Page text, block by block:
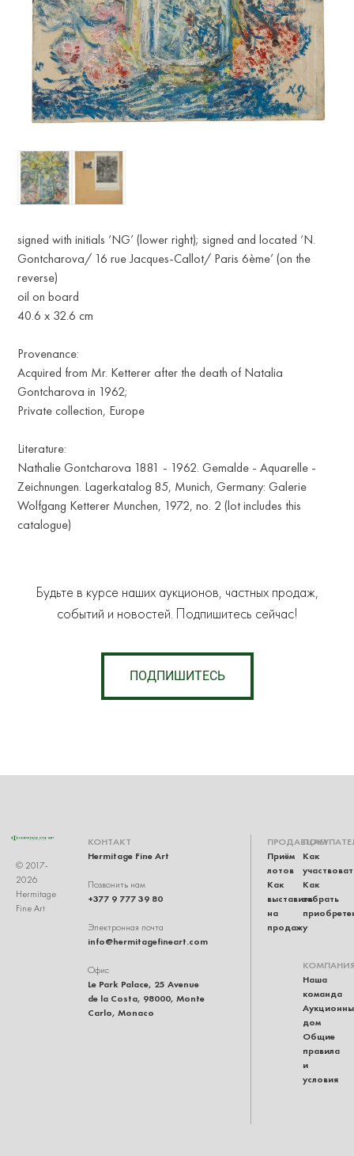
signed with initials ‘NG’ (lower right); signed and located ‘N.
Gontcharova/ 16 rue Jacques-Callot/ Paris 6ème’ (on the
reverse)
oil on board
40.6 x 32.6 cm
Provenance:
Acquired from Mr. Ketterer after the death of Natalia
Gontcharova in 1962;
Private collection, Europe
Literature:
Nathalie Gontcharova 1881 - 1962. Gemalde - Aquarelle -
Zeichnungen. Lagerkatalog 85, Munich, Germany: Galerie
Wolfgang Ketterer Munchen, 1972, no. 2 (lot includes this
catalogue)
Будьте в курсе наших аукционов, частных продаж,
событий и новостей. Подпишитесь сейчас!
ПОДПИШИТЕСЬ
© 2017-
2026
Hermitage
Fine Art
КОНТАКТ
Hermitage Fine Art
Позвонить нам
+377 9 777 39 80
Электронная почта
info@hermitagefineart.com
Офис
Le Park Palace, 25 Avenue
de la Costa, 98000, Monte
Carlo, Monaco
ПРОДАВЦАМ
Приём
лотов
Как
выставить
на
продажу
Как
Как
забрать
Наша
команда
дом
Общие
правила
и
условия